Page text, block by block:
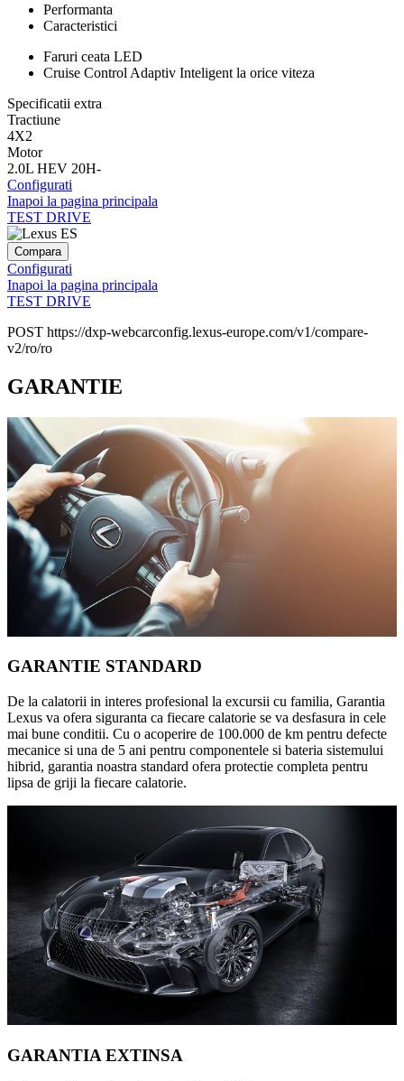
Performanta
Caracteristici
Faruri ceata LED
Cruise Control Adaptiv Inteligent la orice viteza
Specificatii extra
Tractiune
4X2
Motor
2.0L HEV 20H-
Configurati
Inapoi la pagina principala
TEST DRIVE
Compara
Configurati
Inapoi la pagina principala
TEST DRIVE
POST https://dxp-webcarconfig.lexus-europe.com/v1/compare-
v2/ro/ro
GARANTIE
GARANTIE STANDARD
De la calatorii in interes profesional la excursii cu familia, Garantia
Lexus va ofera siguranta ca fiecare calatorie se va desfasura in cele
mai bune conditii. Cu o acoperire de 100.000 de km pentru defecte
mecanice si una de 5 ani pentru componentele si bateria sistemului
hibrid, garantia noastra standard ofera protectie completa pentru
lipsa de griji la fiecare calatorie.
GARANTIA EXTINSA